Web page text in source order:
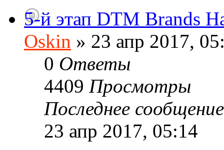
5-й этап DTM Brands
Oskin » 23 апр 2017,
0 Ответы
4409 Просмотры
Последнее
23 апр 2017, 05:14